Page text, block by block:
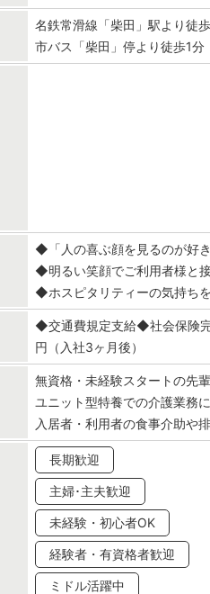
名鉄常滑線「柴田」駅より徒
市バス「柴田」停より徒歩1分
◆「人の喜ぶ顔を見るのが好
◆明るい笑顔でご利用者様と
◆ホスピタリティーの気持ち
◆交通費規定支給◆社会保険
円（入社3ヶ月後）
無資格・未経験スタートの先
ユニット型特養での介護業務に
入居者・利用者の食事介助や
長期歓迎
主婦･主夫歓迎
未経験・初心者OK
経験者・有資格者歓迎
ミドル活躍中